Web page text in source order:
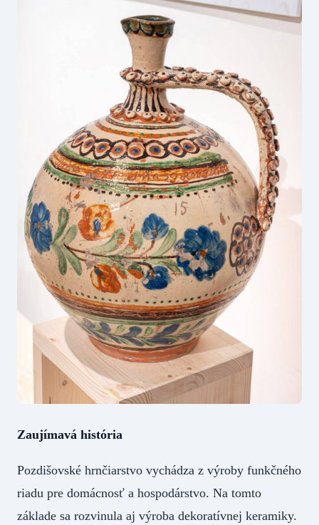
Zaujímavá história
Pozdišovské hrnčiarstvo vychádza z výroby funkčného
riadu pre domácnosť a hospodárstvo. Na tomto
základe sa rozvinula aj výroba dekoratívnej keramiky.